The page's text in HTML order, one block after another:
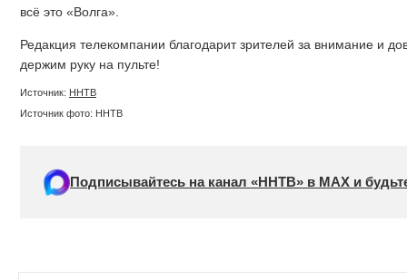
всё это «Волга».
Редакция телекомпании благодарит зрителей за внимание и
держим руку на пульте!
Источник: ННТВ
Источник фото: ННТВ
Подписывайтесь на канал «ННТВ» в МАХ и